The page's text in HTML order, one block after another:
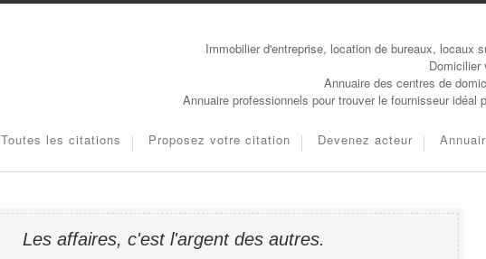
Immobilier d'entreprise, location de bureaux, locaux
Domicilier
Annuaire des centres de
Annuaire professionnels pour trouver le fournisseur idéal
Toutes les citations Proposez votre citation Devenez acteur
Les affaires, c'est l'argent des autres.